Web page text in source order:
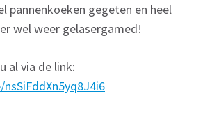
pannenkoeken gegeten en heel
wel weer gelasergamed!
al via de link: